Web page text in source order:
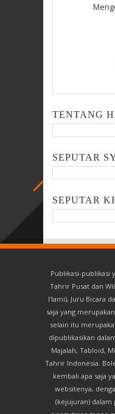
TENTANG
SEPUTAR
SEPUTAR
Publikasi-publikasi
Tahrir Pusat dan
I'lami), Juru Bicara
saja yang
selain itu
dipublikasikan
Majalah, Tabloid,
Tahrir Indonesia.
kembali apa saja
websitenya,
(kejujuran) dalam